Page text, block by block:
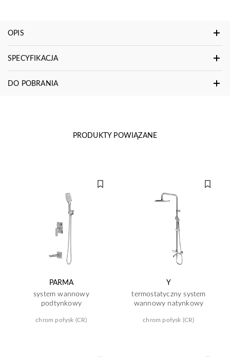
OPIS
SPECYFIKACJA
DO POBRANIA
PRODUKTY POWIĄZANE
PARMA
system wannowy
podtynkowy
chrom połysk (CR)
Y
termostatyczny system
wannowy natynkowy
chrom połysk (CR)